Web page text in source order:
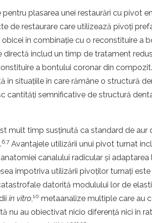
plasarea unei restaurări cu pivot
de restaurare care utilizează pivoți
în combinație cu o reconstituire a
directă includ un timp de tratament
a bontului coronar din
în situațiile în care rămâne o structură
cantități semnificative de structură
mult timp susținută ca standard de aur
6,7 Avantajele utilizării unui pivot turnat
canalului radicular și adaptarea
împotriva utilizării pivoților turnați
datorită modulului lor de
in vitro 10 metaanalize multiple care au
nu au obiectivat nicio diferență nici în